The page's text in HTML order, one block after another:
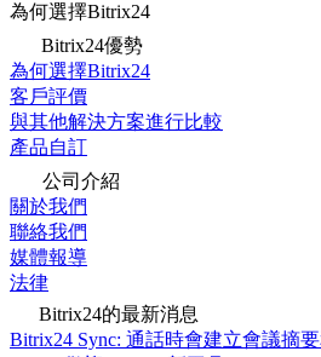
為何選擇Bitrix24
Bitrix24優勢
為何選擇Bitrix24
客戶評價
與其他解決方案進行比較
產品自訂
公司介紹
關於我們
聯絡我們
媒體報導
法律
Bitrix24的最新消息
Bitrix24 Sync: 通話時會建立會議摘